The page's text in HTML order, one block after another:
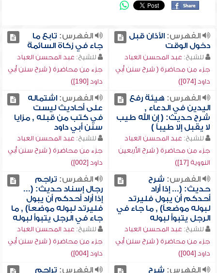
الفهرس:الأذان قبل
دخول الوقت
للشيخ: عبد المحسن العباد
جزء من محاضرة ( شرح سنن أبي
داود [074])
الفهرس: تابع ما
جاء في زكاة السائمة
للشيخ: عبد المحسن العباد
جزء من محاضرة ( شرح سنن أبي
داود [190])
الفهرس: هيئة رفع
اليدين في الدعاء ,
شرح حديث: ( إن الله طيب
لا يقبل إلا طيباً )
للشيخ: عبد المحسن العباد
جزء من محاضرة ( شرح الأربعين
النووية [17])
الفهرس:اشتماله
على أحاديث ليست
في كتب من قبله , مزايا
سنن أبي داود
للشيخ: عبد المحسن العباد
جزء من محاضرة ( شرح سنن أبي
داود [002])
الفهرس: شرح
حديث: (... إذا أراد
أحدكم أن يبول فليرتد
لبوله موضعاً) , ما جاء في
الرجل يتبوأ لبوله
للشيخ: عبد المحسن العباد
جزء من محاضرة ( شرح سنن أبي
داود [004])
الفهرس: تراجم
رجال إسناد حديث: (...
إذا أراد أحدكم أن يبول
فليرتد لبوله موضعاً) , ما
جاء في الرجل يتبوأ لبوله
للشيخ: عبد المحسن العباد
جزء من محاضرة ( شرح سنن أبي
داود [004])
الفهرس: شرح
الفهرس: تراجم